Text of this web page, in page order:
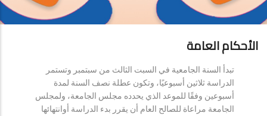
الأحكام العامة
تبدأ السنة الجامعية في السبت الثالث من سبتمبر وتستمر
الدراسة ثلاثين أسبوعيًا، وتكون عطلة نصف السنة لمدة
أسبوعين وفقًا للموعد الذي يحدده مجلس الجامعة، ولمجلس
الجامعة مراعاة للصالح العام أن يقرر بدء الدراسة أوانتهائها